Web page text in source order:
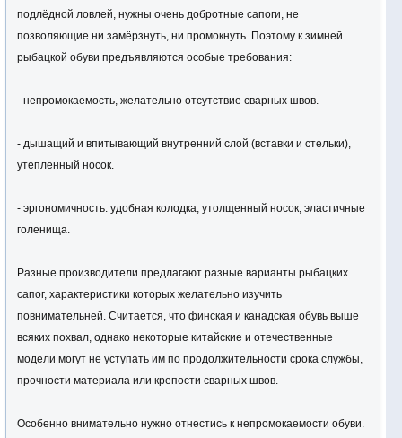
подлёдной ловлей, нужны очень добротные сапоги, не
позволяющие ни замёрзнуть, ни промокнуть. Поэтому к зимней
рыбацкой обуви предъявляются особые требования:
- непромокаемость, желательно отсутствие сварных швов.
- дышащий и впитывающий внутренний слой (вставки и стельки),
утепленный носок.
- эргономичность: удобная колодка, утолщенный носок, эластичные
голенища.
Разные производители предлагают разные варианты рыбацких
сапог, характеристики которых желательно изучить
повнимательней. Считается, что финская и канадская обувь выше
всяких похвал, однако некоторые китайские и отечественные
модели могут не уступать им по продолжительности срока службы,
прочности материала или крепости сварных швов.
Особенно внимательно нужно отнестись к непромокаемости обуви.